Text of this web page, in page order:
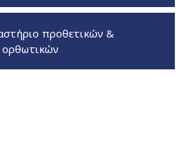
προθετικών &
ορθωτικών